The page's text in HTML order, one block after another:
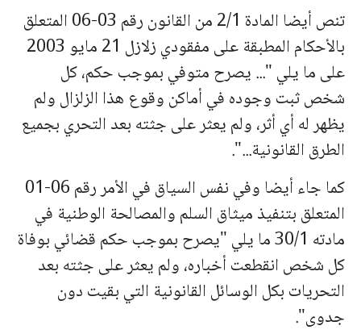
تنص أيضا المادة 2/1 من القانون رقم 03-06 المتعلق
بالأحكام المطبقة على مفقودي زلازل 21 مايو 2003
على ما يلي "... يصرح متوفي بموجب حكم، كل
شخص ثبت وجوده في أماكن وقوع هذا الزلزال ولم
يظهر له أي أثر، ولم يعثر على جثته بعد التحري بجميع
الطرق القانونية...".
كما جاء أيضا وفي نفس السياق في الأمر رقم 06-01
المتعلق بتنفيذ ميثاق السلم والمصالحة الوطنية في
مادته 30/1 ما يلي "يصرح بموجب حكم قضائي بوفاة
كل شخص انقطعت أخباره، ولم يعثر على جثته بعد
التحريات بكل الوسائل القانونية التي بقيت دون
جدوى".